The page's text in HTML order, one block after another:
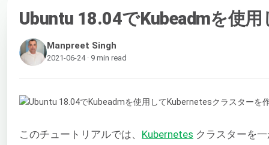
Ubuntu 18.04でKubeadmを使
Manpreet Singh
2021-06-24 · 9 min read
このチュートリアルでは、 Kubernetes クラスターを